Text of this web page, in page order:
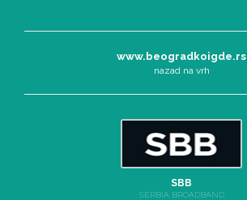
www.beogradkoigde.rs
nazad na vrh
SBB
SERBIA BROADBAND